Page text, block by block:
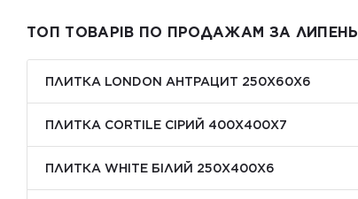
ТОП ТОВАРІВ ПО ПРОДАЖАМ ЗА ЛИПЕНЬ
ПЛИТКА LONDON АНТРАЦИТ 250Х60Х6
ПЛИТКА CORTILE СІРИЙ 400X400X7
ПЛИТКА WHITE БІЛИЙ 250Х400Х6